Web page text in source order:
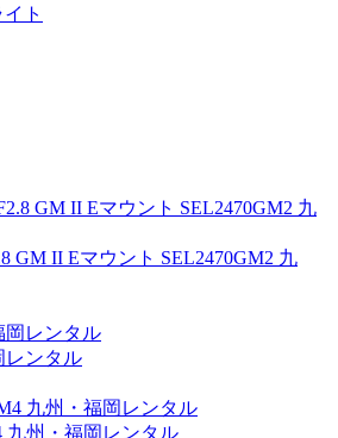
ト
GM II Eマウント SEL2470GM2 九
レンタル
九州・福岡レンタル